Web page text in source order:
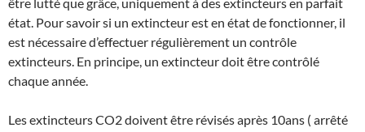
état. Pour savoir si un extincteur est en état de fonctionner, il
est nécessaire d’effectuer régulièrement un contrôle
extincteurs. En principe, un extincteur doit être contrôlé
chaque année.
Les extincteurs CO2 doivent être révisés après 10ans ( arrêté